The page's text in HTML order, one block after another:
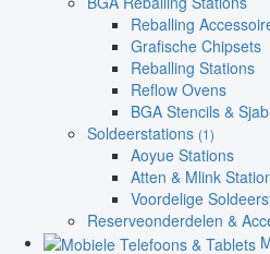
Reballing
Grafische Chipsets
Reballing Stations
Reflow Ovens
BGA Stencils &
Soldeerstations (1)
Aoyue Stations
Atten & Mlink
Voordelige
Reserveonderdelen &